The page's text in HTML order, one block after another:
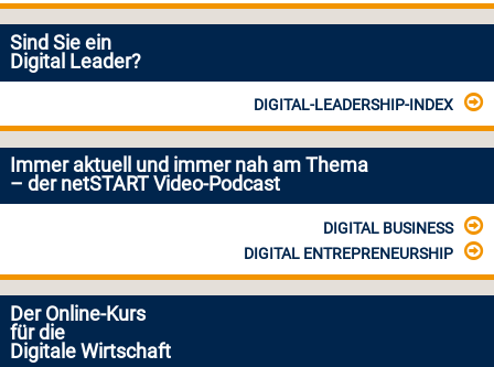
Sind Sie ein
Digital Leader?
DIGITAL-LEADERSHIP-INDEX
Immer aktuell und immer nah am Thema
– der netSTART Video-Podcast
DIGITAL BUSINESS
DIGITAL ENTREPRENEURSHIP
Der Online-Kurs
für die
Digitale Wirtschaft